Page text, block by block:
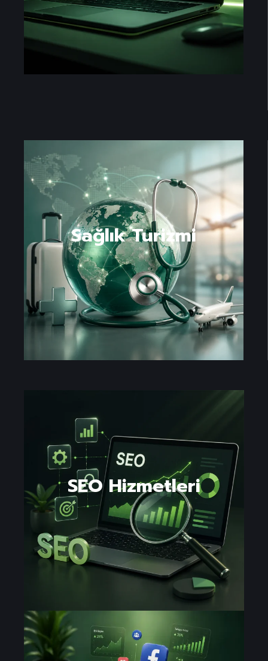
Sağlık Turizmi
SEO Hizmetleri